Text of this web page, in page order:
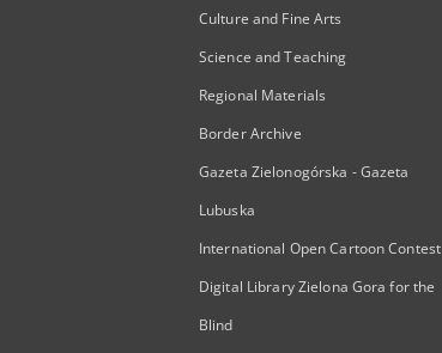
Culture and Fine Arts
Science and Teaching
Regional Materials
Border Archive
Gazeta Zielonogórska - Gazeta
Lubuska
International Open Cartoon Contest
Digital Library Zielona Gora for the
Blind